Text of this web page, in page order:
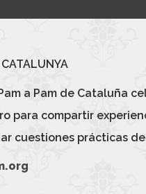
a Pam de Cataluña
para compartir
cuestiones prácticas